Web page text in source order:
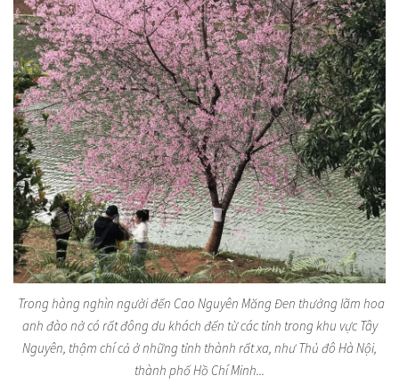
Trong hàng nghìn người đến Cao Nguyên Măng Đen thưởng lãm hoa
anh đào nở có rất đông du khách đến từ các tỉnh trong khu vực Tây
Nguyên, thậm chí cả ở những tỉnh thành rất xa, như Thủ đô Hà Nội,
thành phố Hồ Chí Minh...